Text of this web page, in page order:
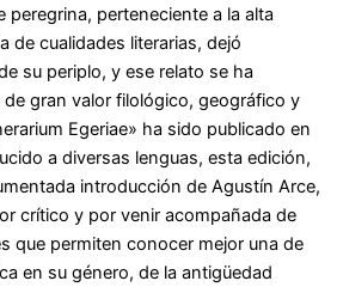
peregrina, perteneciente a la alta
de cualidades literarias, dejó
su periplo, y ese relato se ha
gran valor filológico, geográfico y
Egeriae» ha sido publicado en
a diversas lenguas, esta edición,
introducción de Agustín Arce,
crítico y por venir acompañada de
que permiten conocer mejor una de
en su género, de la antigüedad